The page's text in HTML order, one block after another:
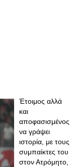
Έτοιμος αλλά
και
αποφασισμένος
να γράψει
ιστορία, με τους
συμπαίκτες του
στον Ατρόμητο,